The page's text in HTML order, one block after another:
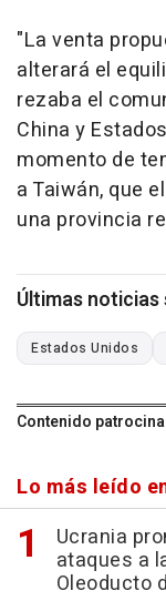
"La venta
alterará el
rezaba el
China y
momento de
a Taiwán, que
una provincia
Últimas
Estados Unidos
Contenido
Lo más leído
Ucrania
ataques a
Oleoducto